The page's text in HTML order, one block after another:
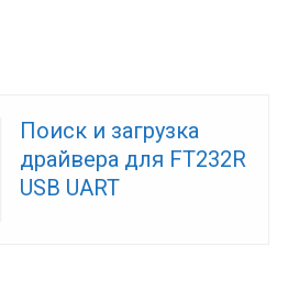
Поиск и загрузка
драйвера для FT232R
USB UART